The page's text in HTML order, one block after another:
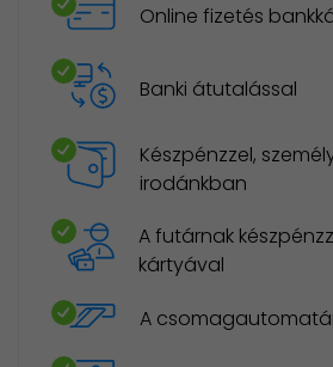
Online fizetés
Banki átutalással
Készpénzzel,
irodánkban
A futárnak
kártyával
A